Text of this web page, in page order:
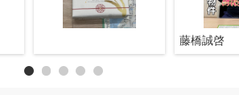
藤橋誠啓